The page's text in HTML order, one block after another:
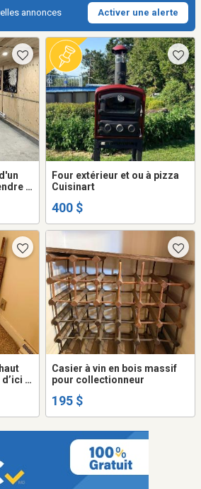
annonces Activer une alerte
à
Four extérieur et ou à pizza
Cuisinart
400 $
a
Casier à vin en bois massif
pour collectionneur
195 $